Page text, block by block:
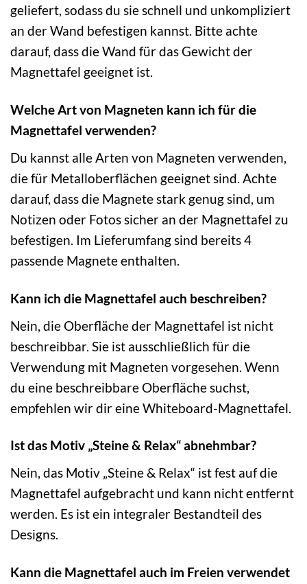
geliefert, sodass du sie schnell und unkompliziert
an der Wand befestigen kannst. Bitte achte
darauf, dass die Wand für das Gewicht der
Magnettafel geeignet ist.
Welche Art von Magneten kann ich für die
Magnettafel verwenden?
Du kannst alle Arten von Magneten verwenden,
die für Metalloberflächen geeignet sind. Achte
darauf, dass die Magnete stark genug sind, um
Notizen oder Fotos sicher an der Magnettafel zu
befestigen. Im Lieferumfang sind bereits 4
passende Magnete enthalten.
Kann ich die Magnettafel auch beschreiben?
Nein, die Oberfläche der Magnettafel ist nicht
beschreibbar. Sie ist ausschließlich für die
Verwendung mit Magneten vorgesehen. Wenn
du eine beschreibbare Oberfläche suchst,
empfehlen wir dir eine Whiteboard-Magnettafel.
Ist das Motiv „Steine & Relax“ abnehmbar?
Nein, das Motiv „Steine & Relax“ ist fest auf die
Magnettafel aufgebracht und kann nicht entfernt
werden. Es ist ein integraler Bestandteil des
Designs.
Kann die Magnettafel auch im Freien verwendet